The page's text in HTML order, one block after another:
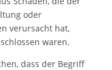
oder
verursacht hat,
waren.
dass der Begriff